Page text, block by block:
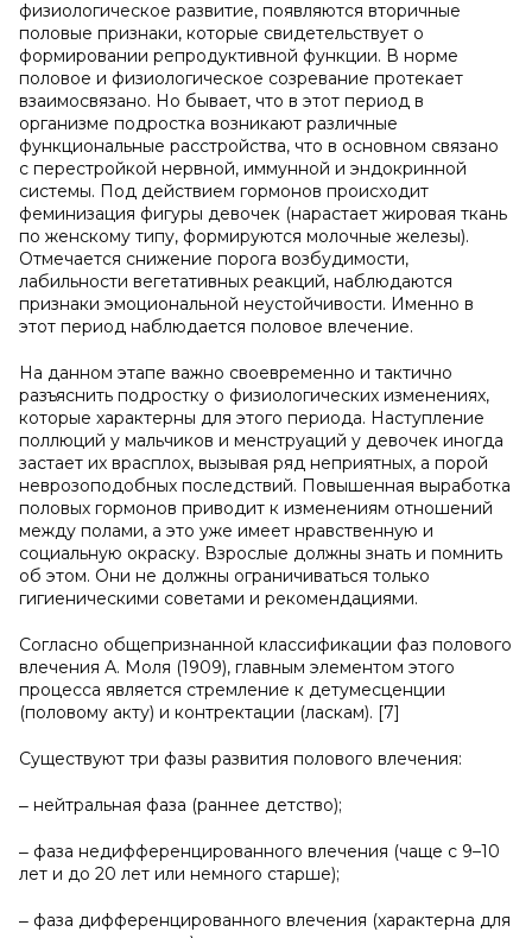
физиологическое развитие, появляются вторичные
половые признаки, которые свидетельствует о
формировании репродуктивной функции. В норме
половое и физиологическое созревание протекает
взаимосвязано. Но бывает, что в этот период в
организме подростка возникают различные
функциональные расстройства, что в основном связано
с перестройкой нервной, иммунной и эндокринной
системы. Под действием гормонов происходит
феминизация фигуры девочек (нарастает жировая ткань
по женскому типу, формируются молочные железы).
Отмечается снижение порога возбудимости,
лабильности вегетативных реакций, наблюдаются
признаки эмоциональной неустойчивости. Именно в
этот период наблюдается половое влечение.
На данном этапе важно своевременно и тактично
разъяснить подростку о физиологических изменениях,
которые характерны для этого периода. Наступление
поллюций у мальчиков и менструаций у девочек иногда
застает их врасплох, вызывая ряд неприятных, а порой
неврозоподобных последствий. Повышенная выработка
половых гормонов приводит к изменениям отношений
между полами, а это уже имеет нравственную и
социальную окраску. Взрослые должны знать и помнить
об этом. Они не должны ограничиваться только
гигиеническими советами и рекомендациями.
Согласно общепризнанной классификации фаз полового
влечения А. Моля (1909), главным элементом этого
процесса является стремление к детумесценции
(половому акту) и контректации (ласкам). [7]
Существуют три фазы развития полового влечения:
‒ нейтральная фаза (раннее детство);
‒ фаза недифференцированного влечения (чаще с 9–10
лет и до 20 лет или немного старше);
‒ фаза дифференцированного влечения (характерна для